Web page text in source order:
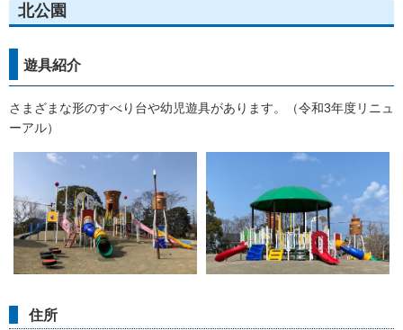
北公園
遊具紹介
さまざまな形のすべり台や幼児遊具があります。（令和3年度リニュ
ーアル）
住所